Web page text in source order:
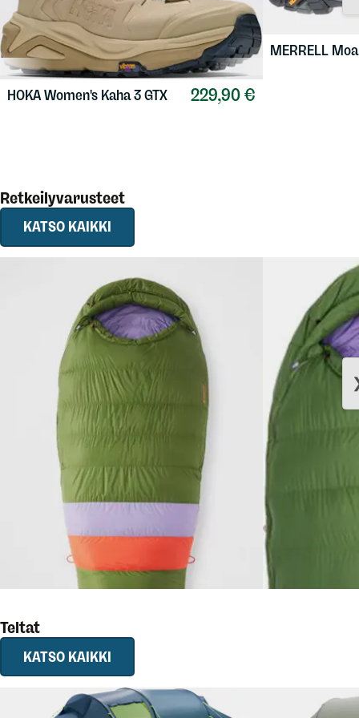
229,90 €
HOKAWomen's Kaha 3 GTX
MERRELL
Retkeilyvarusteet
KATSO KAIKKI
Teltat
KATSO KAIKKI